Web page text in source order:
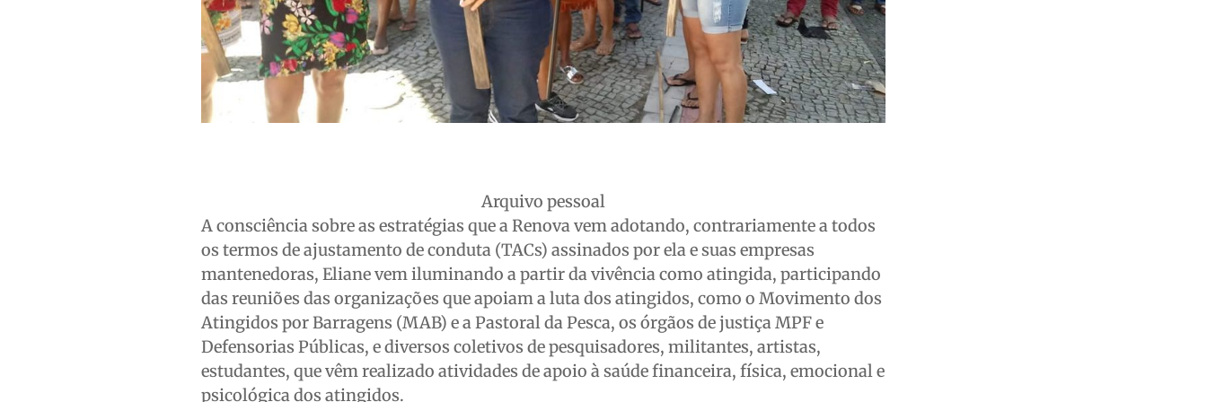
Arquivo pessoal
A consciência sobre as estratégias que a Renova vem adotando, contrariamente a todos
os termos de ajustamento de conduta (TACs) assinados por ela e suas empresas
mantenedoras, Eliane vem iluminando a partir da vivência como atingida, participando
das reuniões das organizações que apoiam a luta dos atingidos, como o Movimento dos
Atingidos por Barragens (MAB) e a Pastoral da Pesca, os órgãos de justiça MPF e
Defensorias Públicas, e diversos coletivos de pesquisadores, militantes, artistas,
estudantes, que vêm realizado atividades de apoio à saúde financeira, física, emocional e
psicológica dos atingidos.